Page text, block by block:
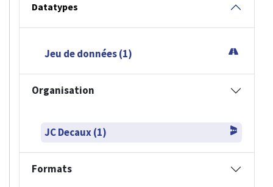
Datatypes
Jeu de données (1)
Organisation
JC Decaux (1)
Formats